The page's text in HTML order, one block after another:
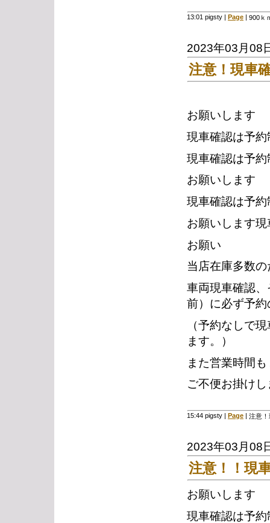
13:01 pigsty Page 900ｋ
2023年03月08
注意！現車
お願いします
現車確認は予
現車確認は予
お願いします
現車確認は予
お願いします
お願い
当店在庫多数
車両現車確認
前）に必ず予
（予約なしで
ます。）
また営業時間
ご不便お掛け
15:44 pigsty Page 注意
2023年03月08
注意！！現
お願いします
現車確認は予